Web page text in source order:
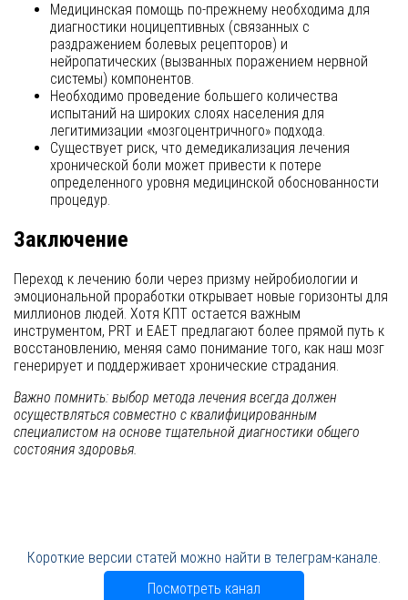
Медицинская помощь по-прежнему необходима для
диагностики ноцицептивных (связанных с
раздражением болевых рецепторов) и
нейропатических (вызванных поражением нервной
системы) компонентов.
Необходимо проведение большего количества
испытаний на широких слоях населения для
легитимизации «мозгоцентричного» подхода.
Существует риск, что демедикализация лечения
хронической боли может привести к потере
определенного уровня медицинской обоснованности
процедур.
Заключение
Переход к лечению боли через призму нейробиологии и
эмоциональной проработки открывает новые горизонты для
миллионов людей. Хотя КПТ остается важным
инструментом, PRT и EAET предлагают более прямой путь к
восстановлению, меняя само понимание того, как наш мозг
генерирует и поддерживает хронические страдания.
Важно помнить: выбор метода лечения всегда должен
осуществляться совместно с квалифицированным
специалистом на основе тщательной диагностики общего
состояния здоровья.
Короткие версии статей можно найти в телеграм-канале.
Посмотреть канал